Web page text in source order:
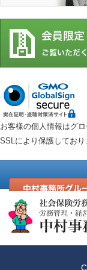
お客様の個人情報はグ
SSLにより保護しており